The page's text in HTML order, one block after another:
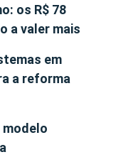
os R$ 78
a valer mais
em
a reforma
modelo